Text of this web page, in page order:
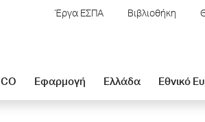
Έργα ΕΣΠΑ Βιβλιοθήκη
Εφαρμογή Ελλάδα Εθνικό